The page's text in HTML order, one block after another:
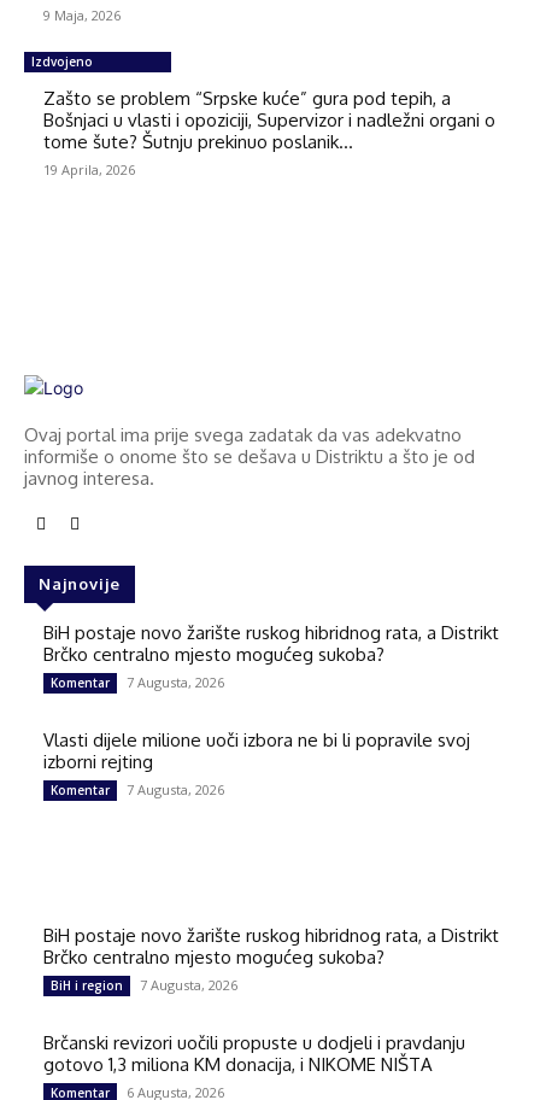
9 Maja, 2026
Izdvojeno
Zašto se problem “Srpske kuće” gura pod tepih, a
Bošnjaci u vlasti i opoziciji, Supervizor i nadležni organi o
tome šute? Šutnju prekinuo poslanik...
19 Aprila, 2026
Ovaj portal ima prije svega zadatak da vas adekvatno
informiše o onome što se dešava u Distriktu a što je od
javnog interesa.
Najnovije
BiH postaje novo žarište ruskog hibridnog rata, a Distrikt
Brčko centralno mjesto mogućeg sukoba?
Komentar 7 Augusta, 2026
Vlasti dijele milione uoči izbora ne bi li popravile svoj
izborni rejting
Komentar 7 Augusta, 2026
BiH postaje novo žarište ruskog hibridnog rata, a Distrikt
Brčko centralno mjesto mogućeg sukoba?
BiH i region 7 Augusta, 2026
Brčanski revizori uočili propuste u dodjeli i pravdanju
gotovo 1,3 miliona KM donacija, i NIKOME NIŠTA
Komentar 6 Augusta, 2026